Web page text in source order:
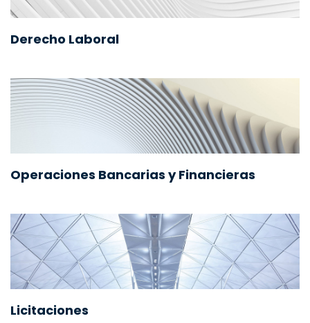
Derecho Laboral
Operaciones Bancarias y Financieras
Licitaciones